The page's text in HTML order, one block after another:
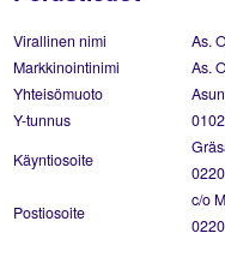
Virallinen nimi
As.
Markkinointinimi
As.
Yhteisömuoto
Y-tunnus
Käyntiosoite
Postiosoite
c/o